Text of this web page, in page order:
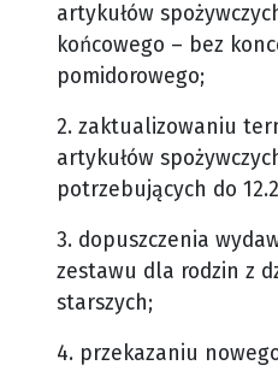
artykułów
końcowego – bez
pomidorowego;
2. zaktualizowaniu
artykułów
potrzebujących do
3. dopuszczenia
zestawu dla rodzin z
starszych;
4. przekazaniu